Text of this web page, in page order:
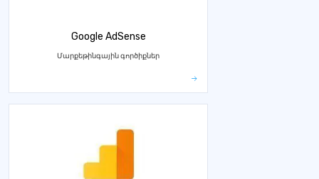
Google AdSense
Մարքեթինգային գործիքներ